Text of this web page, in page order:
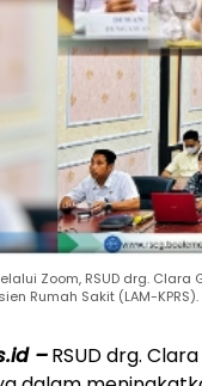
Zoom, RSUD drg.
Rumah Sakit (LAM-
–RSUD drg.